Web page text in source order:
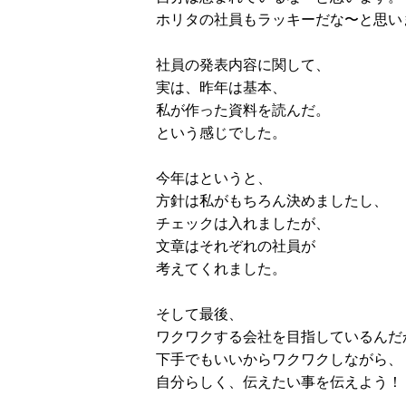
ホリタの社員もラッキーだな〜と思い
社員の発表内容に関して、
実は、昨年は基本、
私が作った資料を読んだ。
という感じでした。
今年はというと、
方針は私がもちろん決めましたし、
チェックは入れましたが、
文章はそれぞれの社員が
考えてくれました。
そして最後、
ワクワクする会社を目指しているんだ
下手でもいいからワクワクしながら、
自分らしく、伝えたい事を伝えよう！